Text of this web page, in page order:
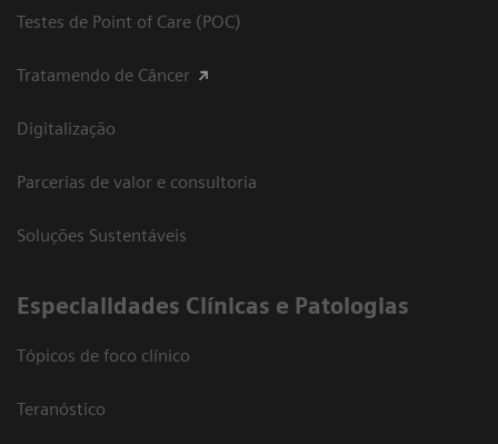
Testes de Point of Care (POC)
Tratamendo de Câncer
Digitalização
Parcerias de valor e consultoria
Soluções Sustentáveis
​Especialidades Clínicas e Patologias
Tópicos de foco clínico
Teranóstico